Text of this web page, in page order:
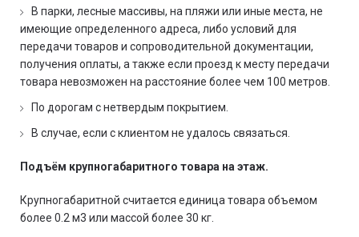
В парки, лесные массивы, на пляжи или иные места, не
имеющие определенного адреса, либо условий для
передачи товаров и сопроводительной документации,
получения оплаты, а также если проезд к месту передачи
товара невозможен на расстояние более чем 100 метров.
По дорогам с нетвердым покрытием.
В случае, если с клиентом не удалось связаться.
Подъём крупногабаритного товара на этаж.
Крупногабаритной считается единица товара объемом
более 0.2 м3 или массой более 30 кг.